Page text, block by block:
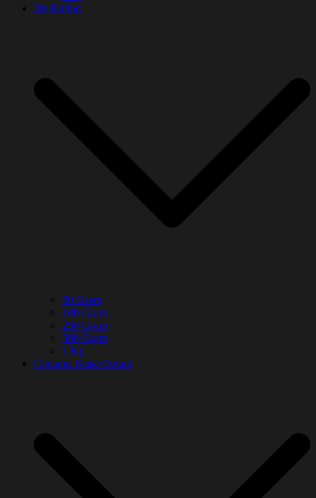
Iris Kating
50 Gram
100 Gram
250 Gram
500 Gram
1 Kg
Cincang Biasa/Honan